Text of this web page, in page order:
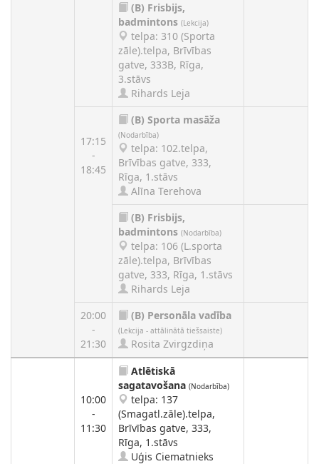
(B) Frisbijs,
badmintons (Lekcija)
telpa: 310 (Sporta
zāle).telpa, Brīvības
gatve, 333B, Rīga,
3.stāvs
Rihards Leja
17:15
-
18:45
(B) Sporta masāža
(Nodarbība)
telpa: 102.telpa,
Brīvības gatve, 333,
Rīga, 1.stāvs
Alīna Terehova
(B) Frisbijs,
badmintons (Nodarbība)
telpa: 106 (L.sporta
zāle).telpa, Brīvības
gatve, 333, Rīga, 1.stāvs
Rihards Leja
20:00
-
21:30
(B) Personāla vadība
(Lekcija - attālinātā tiešsaiste)
Rosita Zvirgzdiņa
10:00
-
11:30
Atlētiskā
sagatavošana (Nodarbība)
telpa: 137
(Smagatl.zāle).telpa,
Brīvības gatve, 333,
Rīga, 1.stāvs
Uģis Ciematnieks